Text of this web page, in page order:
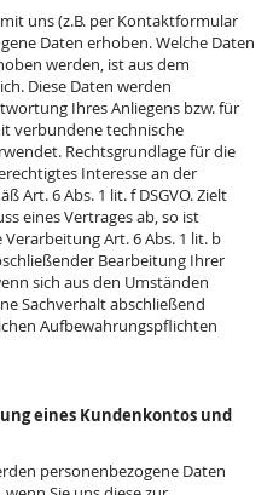
uns (z.B. per Kontaktformular
Daten erhoben. Welche Daten
werden, ist aus dem
Diese Daten werden
Ihres Anliegens bzw. für
verbundene technische
Rechtsgrundlage für die
Interesse an der
Art. 6 Abs. 1 lit. f DSGVO. Zielt
eines Vertrages ab, so ist
Art. 6 Abs. 1 lit. b
Bearbeitung Ihrer
sich aus den Umständen
Sachverhalt abschließend
Aufbewahrungspflichten
eines Kundenkontos und
personenbezogene Daten